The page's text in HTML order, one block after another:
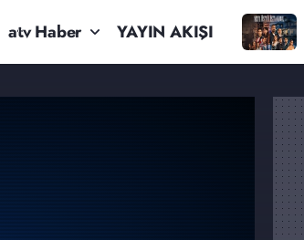
atv Haber YAYIN AKIŞI